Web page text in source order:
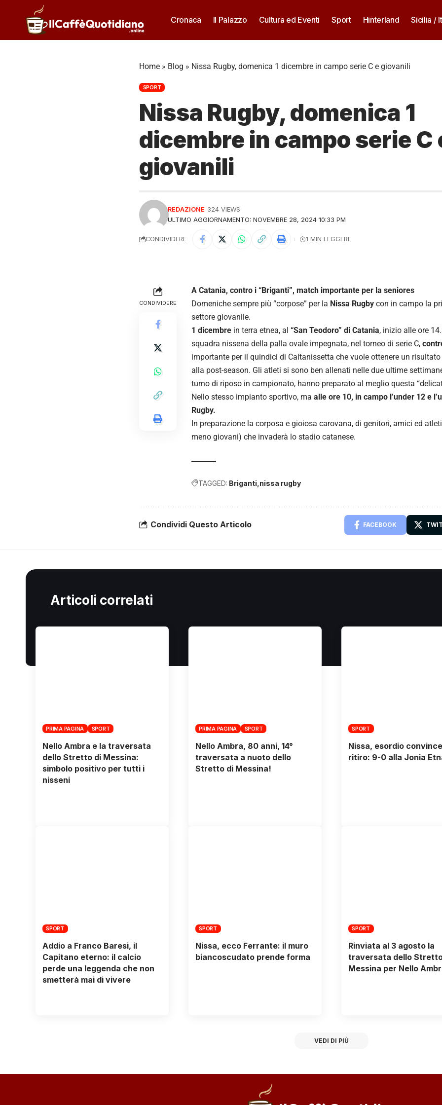
Cronaca Il Palazzo Cultura ed Eventi Sport Hinterland Sicilia /
Home » Blog » Nissa Rugby, domenica 1 dicembre in campo serie C e giovanili
SPORT
Nissa Rugby, domenica 1
dicembre in campo serie C
giovanili
ULTIMO AGGIORNAMENTO: NOVEMBRE 28, 2024 10:33 PM
REDAZIONE 324 VIEWS
CONDIVIDERE 1 MIN LEGGERE
CONDIVIDERE
A Catania, contro i “Briganti”, match importante per la seniores
Domeniche sempre più “corpose” per la Nissa Rugby con in campo la
settore giovanile.
1 dicembre in terra etnea, al “San Teodoro” di Catania, inizio alle ore
squadra nissena della palla ovale impegnata, nel torneo di serie C,
importante per il quindici di Caltanissetta che vuole ottenere un
alla post-season. Gli atleti si sono ben allenati nelle due ultime
turno di riposo in campionato, hanno preparato al meglio questa
Nello stesso impianto sportivo, ma alle ore 10, in campo l’under 12 e
Rugby.
In preparazione la corposa e gioiosa carovana, di genitori, amici ed
meno giovani) che invaderà lo stadio catanese.
TAGGED: Briganti nissa rugby
Condividi Questo Articolo FACEBOOK
Articoli correlati
PRIMA PAGINA SPORT
Nello Ambra e la traversata
dello Stretto di Messina:
simbolo positivo per tutti i
nisseni
PRIMA PAGINA SPORT
Nello Ambra, 80 anni, 14°
traversata a nuoto dello
Stretto di Messina!
SPORT
Nissa, esordio
ritiro: 9-0 alla Jonia
SPORT
Addio a Franco Baresi, il
Capitano eterno: il calcio
perde una leggenda che non
smetterà mai di vivere
SPORT
Nissa, ecco Ferrante: il muro
biancoscudato prende forma
SPORT
Rinviata al 3 agosto la
traversata dello
Messina per Nello
VEDI DI PIÙ